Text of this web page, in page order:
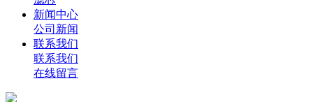
新闻中心
公司新闻
联系我们
联系我们
在线留言